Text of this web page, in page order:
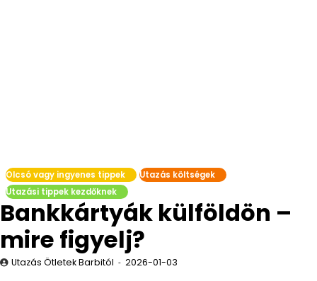
Olcsó vagy ingyenes tippek
Utazás költségek
Utazási tippek kezdőknek
Bankkártyák külföldön –
mire figyelj?
Utazás Ötletek Barbitól 2026-01-03